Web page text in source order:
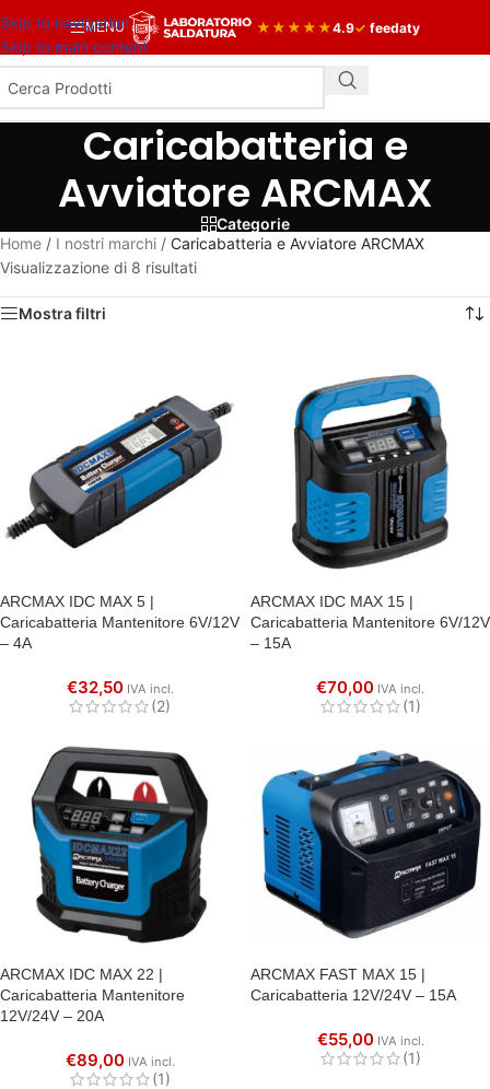
Skip to navigation
Skip to main content
MENU ★★★★★4.9✓ feedaty
Caricabatteria e
Avviatore ARCMAX
Categorie
Home / I nostri marchi / Caricabatteria e Avviatore ARCMAX
Visualizzazione di 8 risultati
Mostra filtri
ARCMAX IDC MAX 5 |
Caricabatteria Mantenitore 6V/12V
– 4A
€32,50 IVA incl.
(2)
ARCMAX IDC MAX 15 |
Caricabatteria Mantenitore 6V/12V
– 15A
€70,00 IVA incl.
(1)
ARCMAX IDC MAX 22 |
Caricabatteria Mantenitore
12V/24V – 20A
€89,00 IVA incl.
(1)
ARCMAX FAST MAX 15 |
Caricabatteria 12V/24V – 15A
€55,00 IVA incl.
(1)